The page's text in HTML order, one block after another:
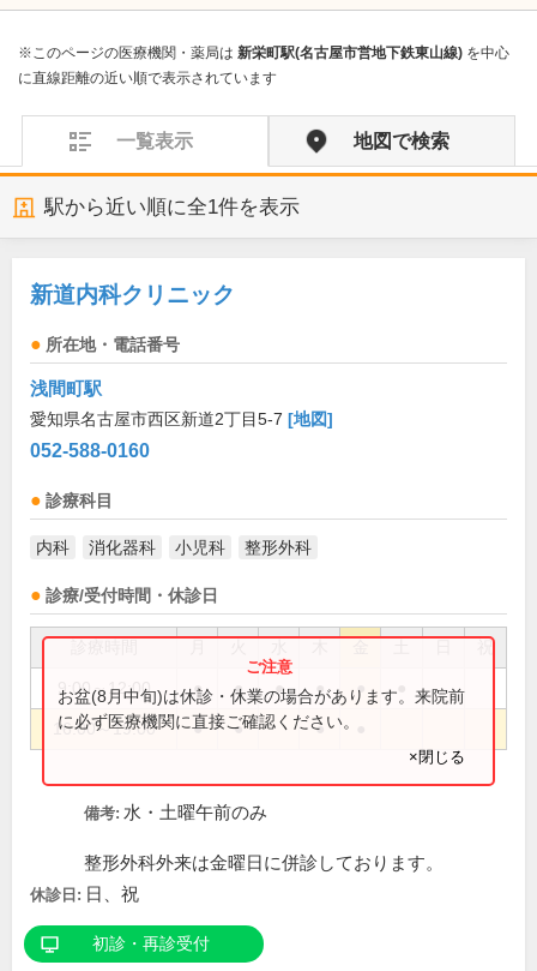
※このページの医療機関・薬局は 新栄町駅(名古屋市営地下鉄東山線) を中心
に直線距離の近い順で表示されています
一覧表示 地図で検索
駅から近い順に全1件を表示
新道内科クリニック
所在地・電話番号
浅間町駅
愛知県名古屋市西区新道2丁目5-7 [地図]
052-588-0160
診療科目
内科 消化器科 小児科 整形外科
診療/受付時間・休診日
祝
9:00～12:00 ● ● ● ● ●
16:00～19:00 ● ● ●
お盆(8月中旬)は休診・休業の場合があります。来院前
に必ず医療機関に直接ご確認ください。
×閉じる
備考: 水・土曜午前のみ
整形外科外来は金曜日に併診しております。
休診日: 日、祝
初診・再診受付